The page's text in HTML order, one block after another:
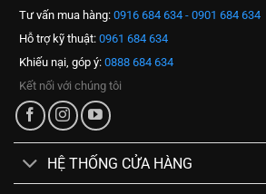
Tư vấn mua hàng: 0916 684 634 - 0901 684 634
Hỗ trợ kỹ thuật: 0961 684 634
Khiếu nại, góp ý: 0888 684 634
Kết nối với chúng tôi
HỆ THỐNG CỬA HÀNG